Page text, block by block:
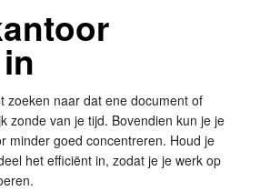
zoeken naar dat ene document of
zonde van je tijd. Bovendien kun je je
minder goed concentreren. Houd je
het efficiënt in, zodat je je werk op